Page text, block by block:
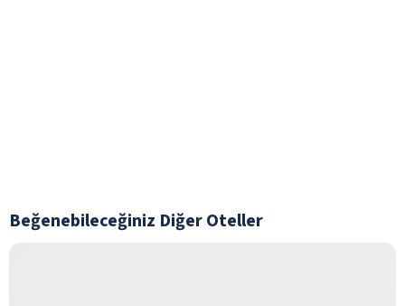
Beğenebileceğiniz Diğer Oteller